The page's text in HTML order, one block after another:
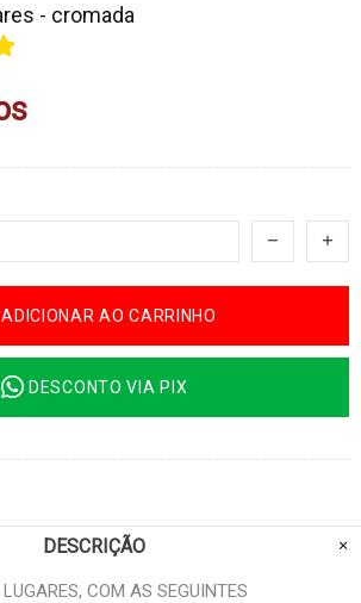
- cromada
ADICIONAR AO CARRINHO
DESCONTO VIA PIX
DESCRIÇÃO
COM AS SEGUINTES